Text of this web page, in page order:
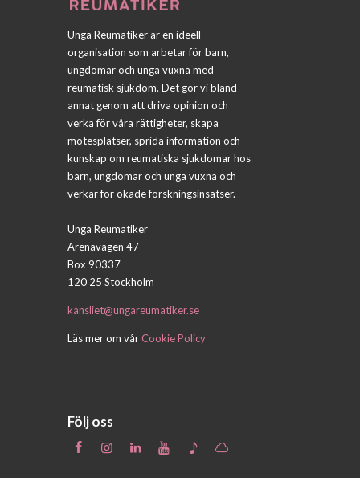
Unga Reumatiker är en ideell
organisation som arbetar för barn,
ungdomar och unga vuxna med
reumatisk sjukdom. Det gör vi bland
annat genom att driva opinion och
verka för våra rättigheter, skapa
mötesplatser, sprida information och
kunskap om reumatiska sjukdomar hos
barn, ungdomar och unga vuxna och
verkar för ökade forskningsinsatser.
Unga Reumatiker
Arenavägen 47
Box 90337
120 25 Stockholm
kansliet@ungareumatiker.se
Läs mer om vårCookie Policy
Följ oss